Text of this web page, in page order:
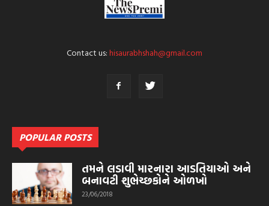
Contact us:hisaurabhshah@gmail.com
POPULAR POSTS
તમને લડાવી મારનારા આડતિયાઓ અને
બનાવટી શુભેચ્છકોને ઓળખો
23/06/2018